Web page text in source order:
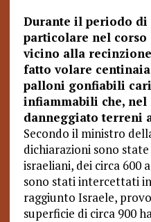
Durante il periodo
particolare nel
vicino alla
fatto volare
palloni gonfiabili
infiammabili che, nel
danneggiato terreni
Secondo il ministro
dichiarazioni sono
israeliani, dei circa 600
sono stati intercettati
raggiunto Israele,
superficie di circa 900